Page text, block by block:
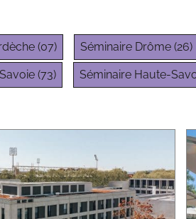
(07) Séminaire Drôme (26)
(73) Séminaire Haute-
Hôtel et Spa